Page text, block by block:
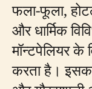
फला-फूला,
और धार्मिक
मॉन्टपेलियर
करता है।